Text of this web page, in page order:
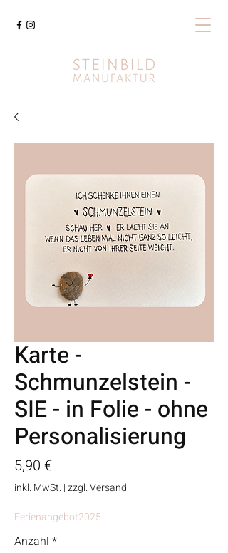
Karte -
Schmunzelstein -
SIE - in Folie - ohne
Personalisierung
5,90 €Preis
inkl. MwSt. |zzgl. Versand
Ferienangebot2025
Anzahl *